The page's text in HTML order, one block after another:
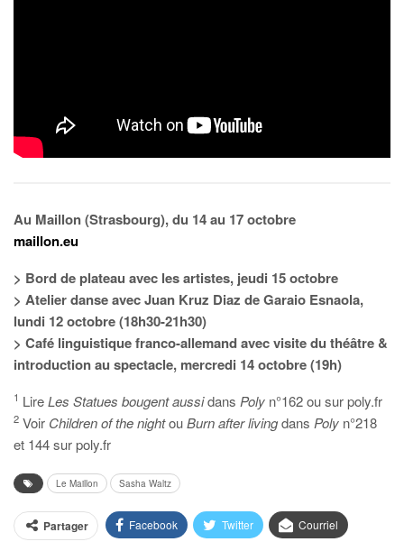
Au Maillon (Strasbourg), du 14 au 17 octobre
maillon.eu
> Bord de plateau avec les artistes, jeudi 15 octobre
> Atelier danse avec Juan Kruz Diaz de Garaio Esnaola,
lundi 12 octobre (18h30-21h30)
> Café linguistique franco-allemand avec visite du théâtre &
introduction au spectacle, mercredi 14 octobre (19h)
1 LireLes Statues bougent aussidans Poly n°162 ou sur poly.fr
2 Voir Children of the nightouBurn after livingdans Poly n°218
et 144 sur poly.fr
Le Maillon Sasha Waltz
Partager Facebook Twitter Courriel